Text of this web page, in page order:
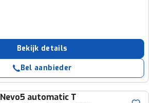
Bekijk details
Bel aanbieder
Nevo5 automatic T